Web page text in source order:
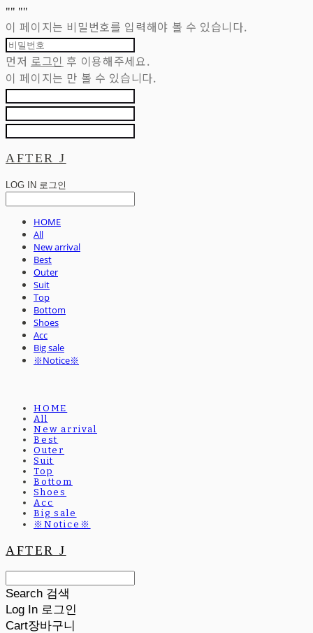
"" ""
이 페이지는 비밀번호를 입력해야 볼 수 있습니다.
먼저 로그인 후 이용해주세요.
이 페이지는 만 볼 수 있습니다.
AFTER J
LOG IN 로그인
HOME
All
New arrival
Best
Outer
Suit
Top
Bottom
Shoes
Acc
Big sale
※Notice※
HOME
All
New arrival
Best
Outer
Suit
Top
Bottom
Shoes
Acc
Big sale
※Notice※
AFTER J
Search 검색
Log In 로그인
Cart장바구니